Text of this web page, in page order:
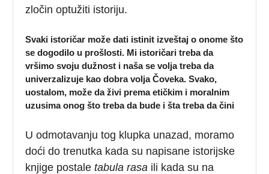
zločin optužiti istoriju.
Svaki istoričar može dati istinit izveštaj o onome što
se dogodilo u prošlosti. Mi istoričari treba da
vršimo svoju dužnost i naša se volja treba da
univerzalizuje kao dobra volja Čoveka. Svako,
uostalom, može da živi prema etičkim i moralnim
uzusima onog što treba da bude i šta treba da čini
U odmotavanju tog klupka unazad, moramo
doći do trenutka kada su napisane istorijske
knjige postaletabula rasa ili kada su na